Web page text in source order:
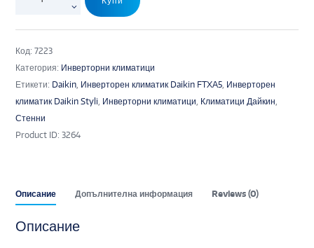
Код:7223
Категория: Инверторни климатици
Етикети: Daikin Инверторен климатик Daikin FTXA5 Инверторен
климатик Daikin Styli Инверторни климатици Климатици Дайкин
Стенни
Product ID:3264
Описание Допълнителна информация Reviews (0)
Описание